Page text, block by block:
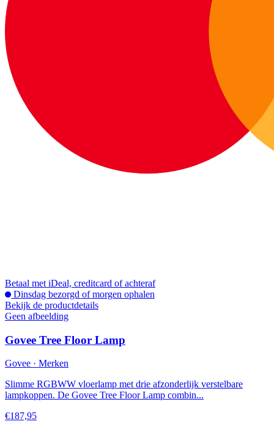
Betaal met iDeal, creditcard of achteraf
Dinsdag bezorgd of morgen ophalen
Bekijk de productdetails
Geen afbeelding
Govee Tree Floor Lamp
Govee · Merken
Slimme RGBWW vloerlamp met drie afzonderlijk verstelbare
lampkoppen. De Govee Tree Floor Lamp combin...
€187,95